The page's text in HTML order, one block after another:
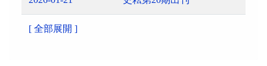
[ 全部展開 ]